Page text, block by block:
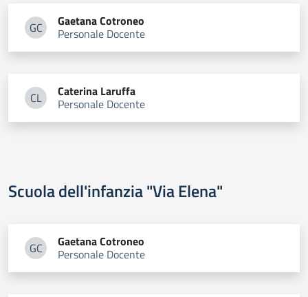
GCGaetana Cotroneo
GaetanaCotroneo
Personale Docente
CL
Caterina Laruffa
Caterina Laruffa
Personale Docente
Scuola dell'infanzia "Via Elena"
GCGaetana Cotroneo
GaetanaCotroneo
Personale Docente